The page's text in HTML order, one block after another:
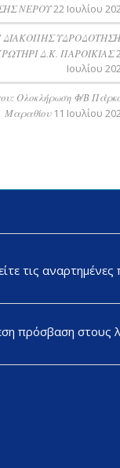
ΝΕΡΟΥ22 Ιουλίου
Δ.Κ. ΠΑΡΟΙΚΙΑΣ
Ιουλίου
Ολοκλήρωση Φ/Β
Μαραθίου 11 Ιουλίου
τις
πρόσβαση στους